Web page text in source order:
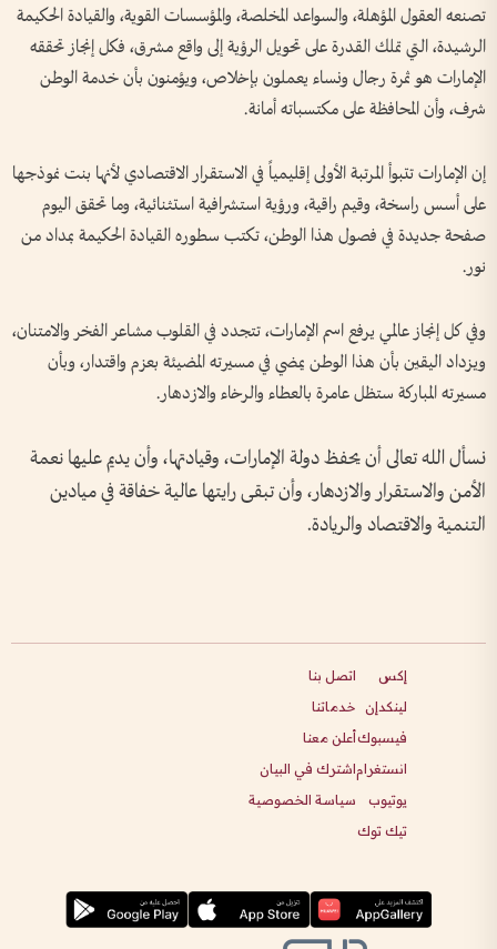
تصنعه العقول المؤهلة، والسواعد المخلصة، والمؤسسات القوية، والقيادة الحكيمة
الرشيدة، التي تملك القدرة على تحويل الرؤية إلى واقع مشرق، فكل إنجاز تحققه
الإمارات هو ثمرة رجال ونساء يعملون بإخلاص، ويؤمنون بأن خدمة الوطن
شرف، وأن المحافظة على مكتسباته أمانة.
إن الإمارات تتبوأ المرتبة الأولى إقليمياً في الاستقرار الاقتصادي لأنها بنت نموذجها
على أسس راسخة، وقيم راقية، ورؤية استشرافية استثنائية، وما تحقق اليوم
صفحة جديدة في فصول هذا الوطن، تكتب سطوره القيادة الحكيمة بمداد من
نور.
وفي كل إنجاز عالمي يرفع اسم الإمارات، تتجدد في القلوب مشاعر الفخر والامتنان،
ويزداد اليقين بأن هذا الوطن يمضي في مسيرته المضيئة بعزم واقتدار، وبأن
مسيرته المباركة ستظل عامرة بالعطاء والرخاء والازدهار.
نسأل الله تعالى أن يحفظ دولة الإمارات، وقيادتها، وأن يديم عليها نعمة
الأمن والاستقرار والازدهار، وأن تبقى رايتها عالية خفاقة في ميادين
التنمية والاقتصاد والريادة.
إكس
لينكدإن
فيسبوك
انستغرام
يوتيوب
تيك توك
اتصل بنا
خدماتنا
أعلن معنا
اشترك في البيان
سياسة الخصوصية